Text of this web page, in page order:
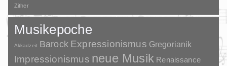
Zither
Musikepoche
Akkadzeit Barock Expressionismus Gregorianik
Impressionismus neue Musik Renaissance